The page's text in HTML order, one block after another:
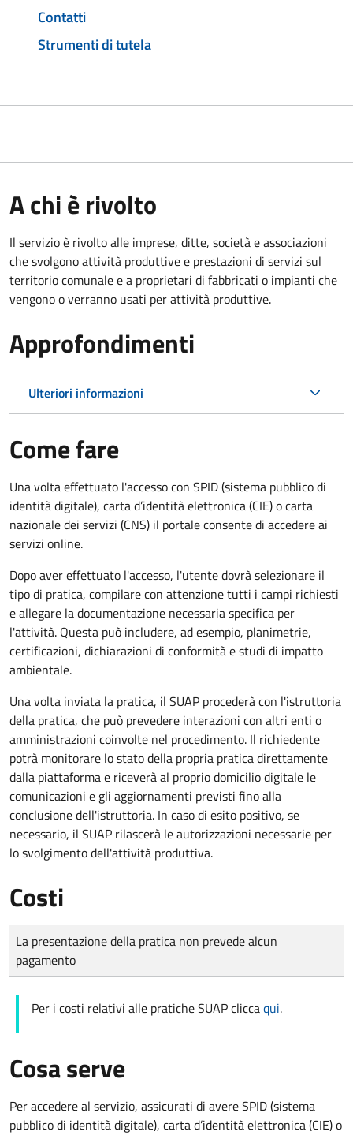
Contatti
Strumenti di tutela
A chi è rivolto
Il servizio è rivolto alle imprese, ditte, società e associazioni
che svolgono attività produttive e prestazioni di servizi sul
territorio comunale e a proprietari di fabbricati o impianti che
vengono o verranno usati per attività produttive.
Approfondimenti
Ulteriori informazioni
Come fare
Una volta effettuato l'accesso con SPID (sistema pubblico di
identità digitale), carta d’identità elettronica (CIE) o carta
nazionale dei servizi (CNS) il portale consente di accedere ai
servizi online.
Dopo aver effettuato l'accesso, l'utente dovrà selezionare il
tipo di pratica, compilare con attenzione tutti i campi richiesti
e allegare la documentazione necessaria specifica per
l'attività. Questa può includere, ad esempio, planimetrie,
certificazioni, dichiarazioni di conformità e studi di impatto
ambientale.
Una volta inviata la pratica, il SUAP procederà con l'istruttoria
della pratica, che può prevedere interazioni con altri enti o
amministrazioni coinvolte nel procedimento. Il richiedente
potrà monitorare lo stato della propria pratica direttamente
dalla piattaforma e riceverà al proprio domicilio digitale le
comunicazioni e gli aggiornamenti previsti fino alla
conclusione dell'istruttoria. In caso di esito positivo, se
necessario, il SUAP rilascerà le autorizzazioni necessarie per
lo svolgimento dell'attività produttiva.
Costi
Tipo di pagamento
Importo
La presentazione della pratica non prevede alcun
pagamento
Per i costi relativi alle pratiche SUAP cliccaqui.
Cosa serve
Per accedere al servizio, assicurati di avere SPID (sistema
pubblico di identità digitale), carta d’identità elettronica (CIE) o